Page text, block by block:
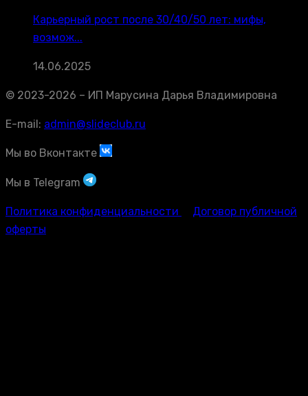
Карьерный рост после 30/40/50 лет: мифы,
возмож...
14.06.2025
© 2023-2026 – ИП Марусина Дарья Владимировна
E-mail: admin@slideclub.ru
Мы во Вконтакте
Мы в Telegram
Политика конфиденциальности
Договор публичной
оферты